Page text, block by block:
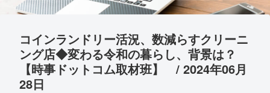
コインランドリー活況、数減らすクリーニ
ング店◆変わる令和の暮らし、背景は？
【時事ドットコム取材班】 / 2024年06月
28日